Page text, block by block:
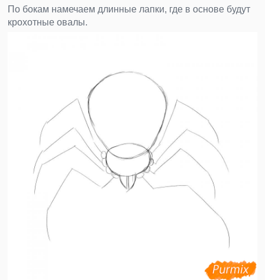
По бокам намечаем длинные лапки, где в основе будут
крохотные овалы.